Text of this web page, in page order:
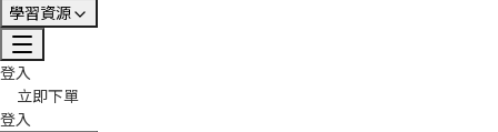
學習資源
登入
立即下單
登入